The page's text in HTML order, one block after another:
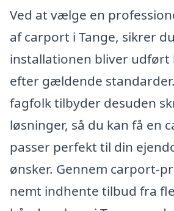
Ved at vælge en
af carport i Tange, sikrer
installationen bliver udført
efter gældende
fagfolk tilbyder desuden
løsninger, så du kan få en
passer perfekt til din
ønsker. Gennem carport-
nemt indhente tilbud fra